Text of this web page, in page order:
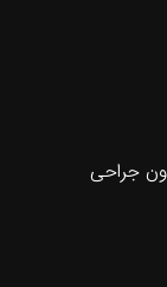
جراحی